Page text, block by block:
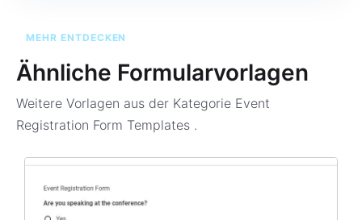
MEHR ENTDECKEN
Ähnliche Formularvorlagen
Weitere Vorlagen aus der Kategorie Event
Registration Form Templates .